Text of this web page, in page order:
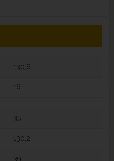
130,6
16
35
130,2
39